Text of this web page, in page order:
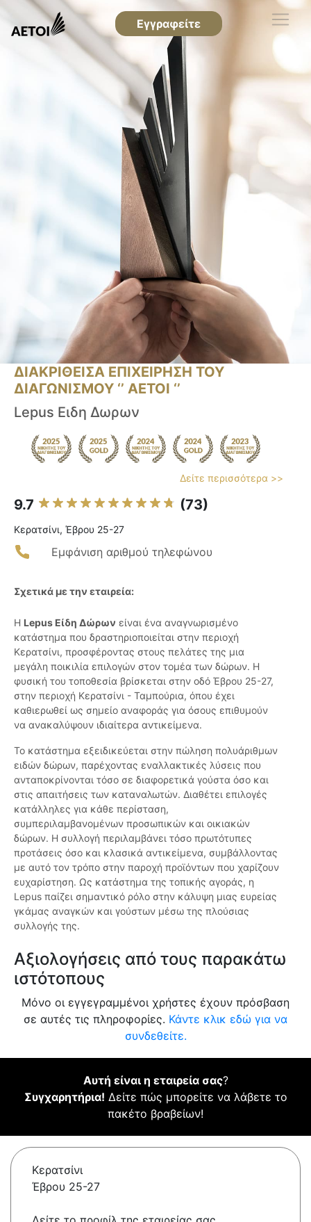
Εγγραφείτε
ΔΙΑΚΡΙΘΕΙΣΑ ΕΠΙΧΕΙΡΗΣΗ ΤΟΥ
ΔΙΑΓΩΝΙΣΜΟΥ ‘’ ΑΕΤΟΙ ‘’
Lepus Ειδη Δωρων
Δείτε περισσότερα >>
9.7 (73)
Κερατσίνι, Έβρου 25-27
Εμφάνιση αριθμού τηλεφώνου
Σχετικά με την εταιρεία:
Η Lepus Είδη Δώρων είναι ένα αναγνωρισμένο
κατάστημα που δραστηριοποιείται στην περιοχή
Κερατσίνι, προσφέροντας στους πελάτες της μια
μεγάλη ποικιλία επιλογών στον τομέα των δώρων. Η
φυσική του τοποθεσία βρίσκεται στην οδό Έβρου 25-27,
στην περιοχή Κερατσίνι - Ταμπούρια, όπου έχει
καθιερωθεί ως σημείο αναφοράς για όσους επιθυμούν
να ανακαλύψουν ιδιαίτερα αντικείμενα.
Το κατάστημα εξειδικεύεται στην πώληση πολυάριθμων
ειδών δώρων, παρέχοντας εναλλακτικές λύσεις που
ανταποκρίνονται τόσο σε διαφορετικά γούστα όσο και
στις απαιτήσεις των καταναλωτών. Διαθέτει επιλογές
κατάλληλες για κάθε περίσταση,
συμπεριλαμβανομένων προσωπικών και οικιακών
δώρων. Η συλλογή περιλαμβάνει τόσο πρωτότυπες
προτάσεις όσο και κλασικά αντικείμενα, συμβάλλοντας
με αυτό τον τρόπο στην παροχή προϊόντων που χαρίζουν
ευχαρίστηση. Ως κατάστημα της τοπικής αγοράς, η
Lepus παίζει σημαντικό ρόλο στην κάλυψη μιας ευρείας
γκάμας αναγκών και γούστων μέσω της πλούσιας
συλλογής της.
Αξιολογήσεις από τους παρακάτω
ιστότοπους
Μόνο οι εγγεγραμμένοι χρήστες έχουν πρόσβαση
σε αυτές τις πληροφορίες. Κάντε κλικ εδώ για να
συνδεθείτε.
Αυτή είναι η εταιρεία σας?
Συγχαρητήρια! Δείτε πώς μπορείτε να λάβετε το
πακέτο βραβείων!
Κερατσίνι
Έβρου 25-27